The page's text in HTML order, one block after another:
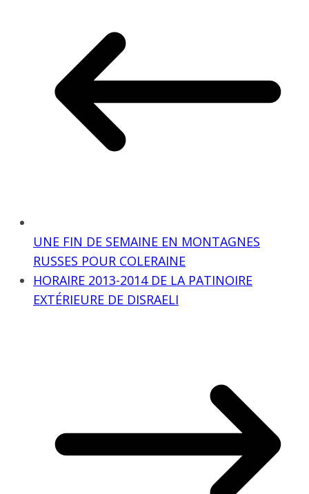
UNE FIN DE SEMAINE EN MONTAGNES
RUSSES POUR COLERAINE
HORAIRE 2013-2014 DE LA PATINOIRE
EXTÉRIEURE DE DISRAELI